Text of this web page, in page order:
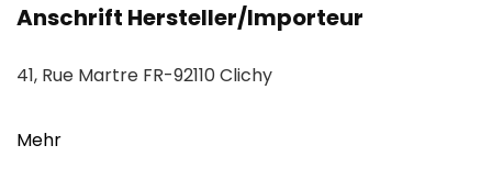
Anschrift Hersteller/Importeur
41, Rue Martre FR-92110 Clichy
Mehr